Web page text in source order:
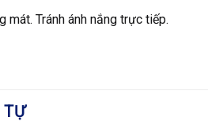
mát. Tránh ánh nắng trực tiếp.
TỰ